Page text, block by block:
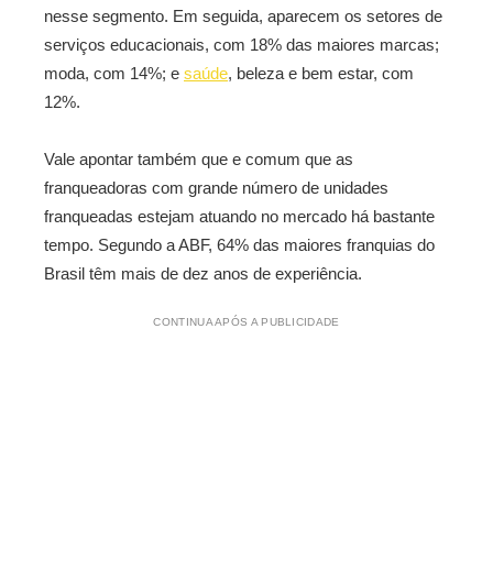
nesse segmento. Em seguida, aparecem os setores de
serviços educacionais, com 18% das maiores marcas;
moda, com 14%; e saúde, beleza e bem estar, com
12%.
Vale apontar também que e comum que as
franqueadoras com grande número de unidades
franqueadas estejam atuando no mercado há bastante
tempo. Segundo a ABF, 64% das maiores franquias do
Brasil têm mais de dez anos de experiência.
CONTINUA APÓS A PUBLICIDADE